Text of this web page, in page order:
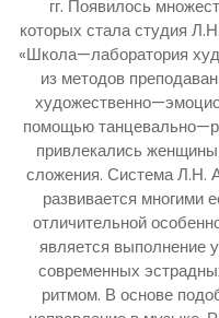
гг. Появилось
которых стала студия
«Школа—лаборатория
из методов
помощью
привлекались женщины
сложения. Система Л.Н.
развивается многими
отличительной
является выполнение
современных
ритмом. В основе